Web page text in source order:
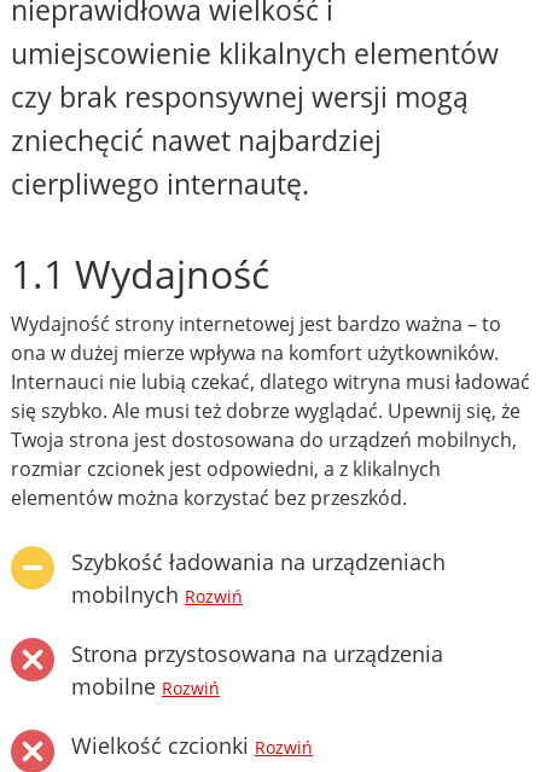
nieprawidłowa wielkość i
umiejscowienie klikalnych elementów
czy brak responsywnej wersji mogą
zniechęcić nawet najbardziej
cierpliwego internautę.
1.1 Wydajność
Wydajność strony internetowej jest bardzo ważna – to
ona w dużej mierze wpływa na komfort użytkowników.
Internauci nie lubią czekać, dlatego witryna musi ładować
się szybko. Ale musi też dobrze wyglądać. Upewnij się, że
Twoja strona jest dostosowana do urządzeń mobilnych,
rozmiar czcionek jest odpowiedni, a z klikalnych
elementów można korzystać bez przeszkód.
Szybkość ładowania na urządzeniach
mobilnych Rozwiń
Strona przystosowana na urządzenia
mobilne Rozwiń
Wielkość czcionki Rozwiń